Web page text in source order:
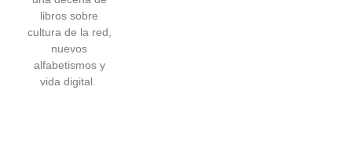
libros sobre
cultura de la red,
nuevos
alfabetismos y
vida digital.